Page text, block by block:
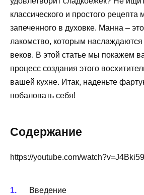
классического и простого рецепта
запеченного в духовке. Манна –
лакомство, которым
веков. В этой статье мы покажем
процесс создания этого
вашей кухне. Итак, наденьте
побаловать себя!
Содержание
https://youtube.com/
Введение